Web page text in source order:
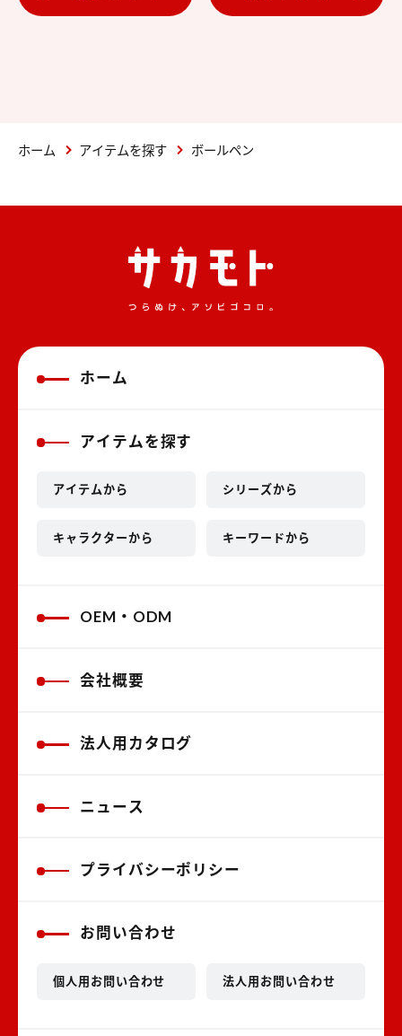
ホーム アイテムを探す ボールペン
ホーム
アイテムを探す
アイテムから シリーズから
キャラクターから キーワードから
OEM・ODM
会社概要
法人用カタログ
ニュース
プライバシーポリシー
お問い合わせ
個人用お問い合わせ 法人用お問い合わせ